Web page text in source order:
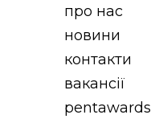
про нас
новини
контакти
вакансії
pentawards